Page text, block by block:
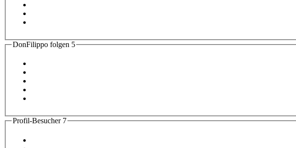
DonFilippo folgen 5
Profil-Besucher 7